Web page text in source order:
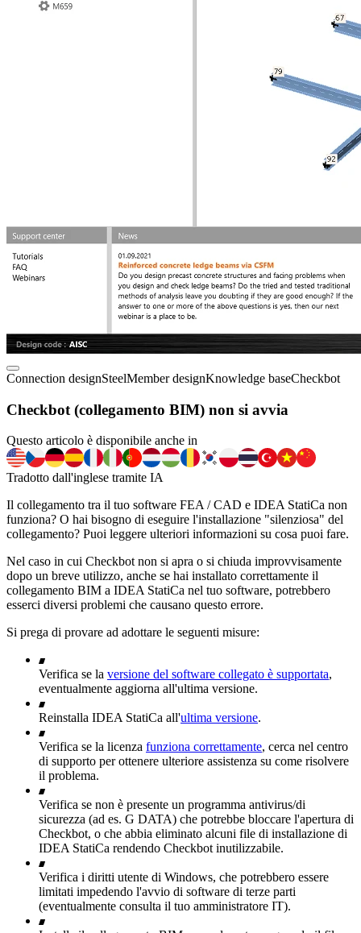
Connection designSteelMember designKnowledge baseCheckbot
Checkbot (collegamento BIM) non si avvia
Questo articolo è disponibile anche in
Tradotto dall'inglese tramite IA
Il collegamento tra il tuo software FEA / CAD e IDEA StatiCa non
funziona? O hai bisogno di eseguire l'installazione "silenziosa" del
collegamento? Puoi leggere ulteriori informazioni su cosa puoi fare.
Nel caso in cui Checkbot non si apra o si chiuda improvvisamente
dopo un breve utilizzo, anche se hai installato correttamente il
collegamento BIM a IDEA StatiCa nel tuo software, potrebbero
esserci diversi problemi che causano questo errore.
Si prega di provare ad adottare le seguenti misure:
Verifica se la versione del software collegato è supportata,
eventualmente aggiorna all'ultima versione.
Reinstalla IDEA StatiCa all'ultima versione.
Verifica se la licenza funziona correttamente, cerca nel centro
di supporto per ottenere ulteriore assistenza su come risolvere
il problema.
Verifica se non è presente un programma antivirus/di
sicurezza (ad es. G DATA) che potrebbe bloccare l'apertura di
Checkbot, o che abbia eliminato alcuni file di installazione di
IDEA StatiCa rendendo Checkbot inutilizzabile.
Verifica i diritti utente di Windows, che potrebbero essere
limitati impedendo l'avvio di software di terze parti
(eventualmente consulta il tuo amministratore IT).